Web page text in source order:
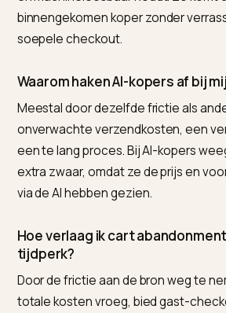
Een veelvoorkomende bron van
door. Hoe je dat opspoort en
dat je geen iDEAL hebt: zo los je
Veelgestelde
Wat is het beste hulpmiddel
te verlagen voor AI-kopers op
De checkout zelf optimaliseer je
transparante content en data